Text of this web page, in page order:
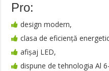
Pro:
design modern,
clasa de eficiență
afișaj LED,
dispune de tehnologia Al